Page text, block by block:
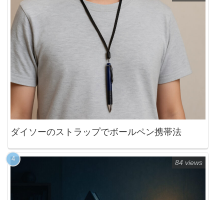
ダイソーのストラップでボールペン携帯法
84 views